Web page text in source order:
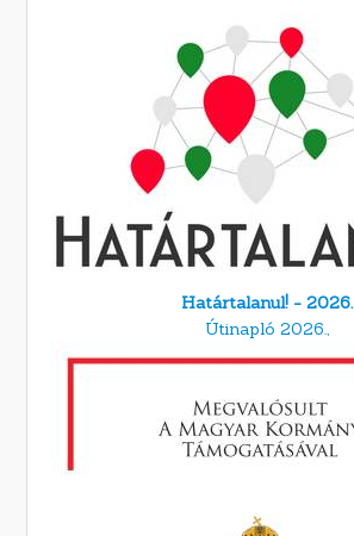
Határtalanul! - 2026.
Útinapló 2026.,